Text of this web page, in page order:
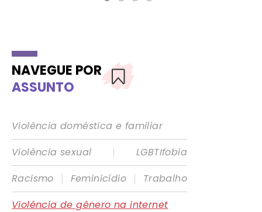
NAVEGUE POR
ASSUNTO
Violência doméstica e familiar
Violência sexual
|
LGBTIfobia
Racismo
| Feminicídio |
Trabalho
Violência de gênero na internet